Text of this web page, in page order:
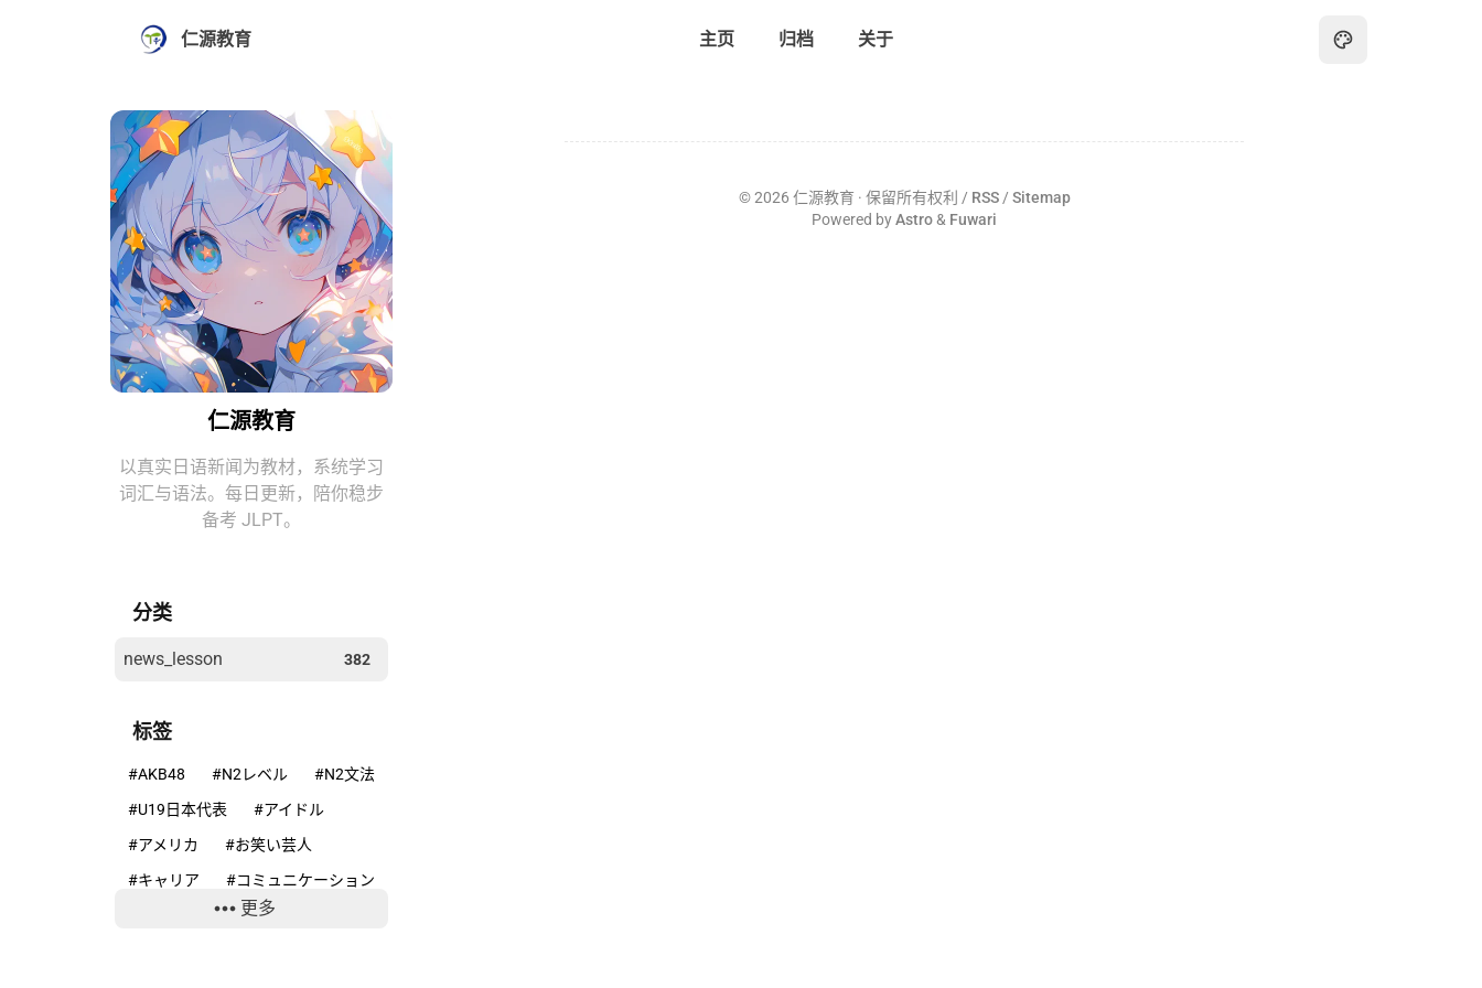
仁源教育 主页 归档 关于
仁源教育
以真实日语新闻为教材，系统学习
词汇与语法。每日更新，陪你稳步
备考 JLPT。
分类
news_lesson 382
标签
#AKB48 #N2レベル
#N2文法
#U19日本代表
#アイドル
#アメリカ
#お笑い芸人
#キャリア
#コミュニケーション
#コンプライアンス更多
©2026 仁源教育 · 保留所有权利 / RSS/ Sitemap
Powered byAstro& Fuwari